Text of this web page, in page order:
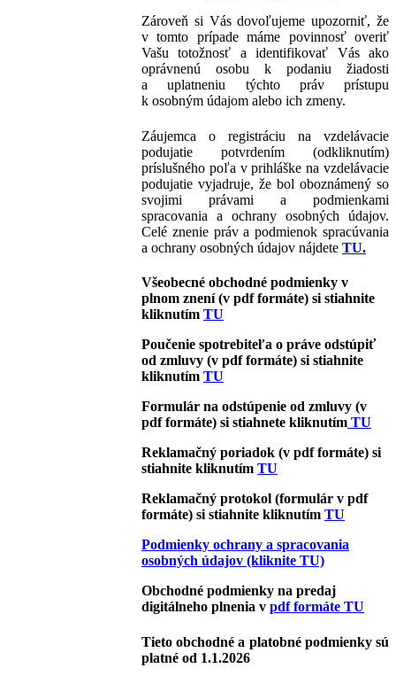
Zároveň si Vás dovoľujeme upozorniť, že
v tomto prípade máme povinnosť overiť
Vašu totožnosť a identifikovať Vás ako
oprávnenú osobu k podaniu žiadosti
a uplatneniu týchto práv prístupu
k osobným údajom alebo ich zmeny.
Záujemca o registráciu na vzdelávacie
podujatie potvrdením (odkliknutím)
príslušného poľa v prihláške na vzdelávacie
podujatie vyjadruje, že bol oboznámený so
svojimi právami a podmienkami
spracovania a ochrany osobných údajov.
Celé znenie práv a podmienok spracúvania
a ochrany osobných údajov nájdete TU.
Všeobecné obchodné podmienky v
plnom znení (v pdf formáte) si stiahnite
kliknutím TU
Poučenie spotrebiteľa o práve odstúpiť
od zmluvy (v pdf formáte) si stiahnite
kliknutím TU
Formulár na odstúpenie od zmluvy (v
pdf formáte) si stiahnete kliknutím TU
Reklamačný poriadok (v pdf formáte) si
stiahnite kliknutím TU
Reklamačný protokol (formulár v pdf
formáte) si stiahnite kliknutím TU
Podmienky ochrany a spracovania
osobných údajov (kliknite TU)
Obchodné podmienky na predaj
digitálneho plnenia v pdf formáte TU
Tieto obchodné a platobné podmienky sú
platné od 1.1.2026